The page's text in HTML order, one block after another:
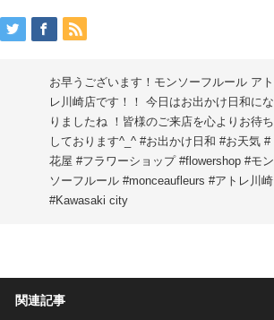
お早うございます！モンソーフルール アト
レ川崎店です！！ 今日はお出かけ日和にな
りましたね ！皆様のご来店を心よりお待ち
しております^_^ #お出かけ日和 #お天気 #
花屋 #フラワーショップ #flowershop #モン
ソーフルール #monceaufleurs #アトレ川崎
#Kawasaki city
関連記事